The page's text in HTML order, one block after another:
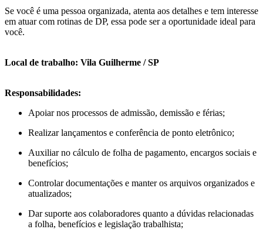
Se você é uma pessoa organizada, atenta aos detalhes e tem interesse
em atuar com rotinas de DP, essa pode ser a oportunidade ideal para
você.
Local de trabalho: Vila Guilherme / SP
Responsabilidades:
Apoiar nos processos de admissão, demissão e férias;
Realizar lançamentos e conferência de ponto eletrônico;
Auxiliar no cálculo de folha de pagamento, encargos sociais e
benefícios;
Controlar documentações e manter os arquivos organizados e
atualizados;
Dar suporte aos colaboradores quanto a dúvidas relacionadas
a folha, benefícios e legislação trabalhista;